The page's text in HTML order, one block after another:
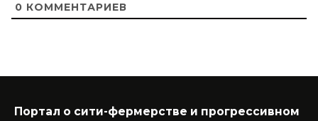
0 КОММЕНТАРИЕВ
Портал о сити-фермерстве и прогрессивном